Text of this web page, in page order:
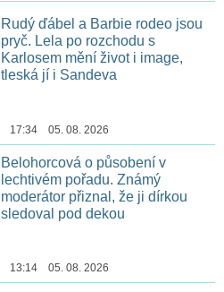
Rudý ďábel a Barbie rodeo jsou
pryč. Lela po rozchodu s
Karlosem mění život i image,
tleská jí i Sandeva
17:34 05. 08. 2026
Belohorcová o působení v
lechtivém pořadu. Známý
moderátor přiznal, že ji dírkou
sledoval pod dekou
13:14 05. 08. 2026